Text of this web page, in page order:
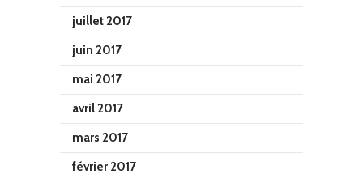
juillet 2017
juin 2017
mai 2017
avril 2017
mars 2017
février 2017